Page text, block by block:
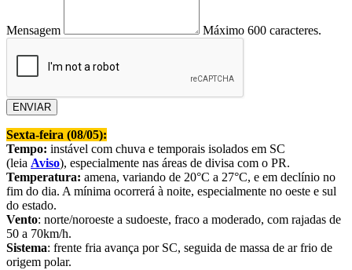
Mensagem Máximo 600 caracteres.
ENVIAR
Sexta-feira (08/05):
Tempo: instável com chuva e temporais isolados em SC
(leia Aviso), especialmente nas áreas de divisa com o PR.
Temperatura: amena, variando de 20°C a 27°C, e em declínio no
fim do dia. A mínima ocorrerá à noite, especialmente no oeste e sul
do estado.
Vento: norte/noroeste a sudoeste, fraco a moderado, com rajadas de
50 a 70km/h.
Sistema: frente fria avança por SC, seguida de massa de ar frio de
origem polar.